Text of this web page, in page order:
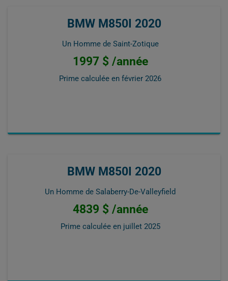
BMW M850I 2020
Un Homme de Saint-Zotique
1997 $ /année
Prime calculée en février 2026
BMW M850I 2020
Un Homme de Salaberry-De-Valleyfield
4839 $ /année
Prime calculée en juillet 2025